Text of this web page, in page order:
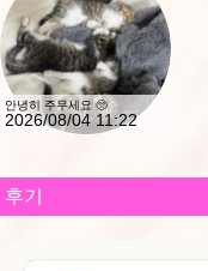
안녕히 주무세요 🥺
2026/08/04 11:22
후기